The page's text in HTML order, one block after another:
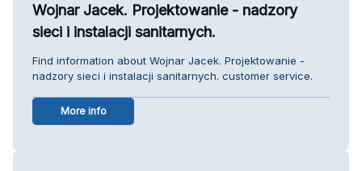
Wojnar Jacek. Projektowanie - nadzory
sieci i instalacji sanitarnych.
Find information about Wojnar Jacek. Projektowanie -
nadzory sieci i instalacji sanitarnych. customer service.
More info